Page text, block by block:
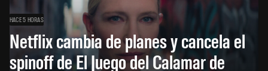
HACE 5 HORAS
Netflix cambia de planes y cancela el
spinoff de El Juego del Calamar de